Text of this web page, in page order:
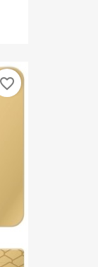
favorite_border